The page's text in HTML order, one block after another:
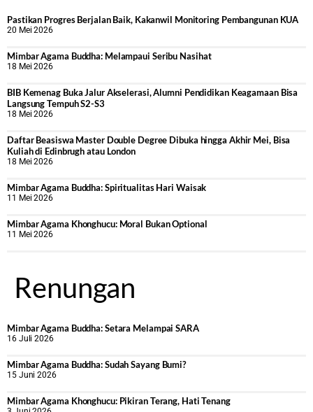
Pastikan Progres Berjalan Baik, Kakanwil Monitoring Pembangunan KUA
20 Mei 2026
Mimbar Agama Buddha: Melampaui Seribu Nasihat
18 Mei 2026
BIB Kemenag Buka Jalur Akselerasi, Alumni Pendidikan Keagamaan Bisa
Langsung Tempuh S2-S3
18 Mei 2026
Daftar Beasiswa Master Double Degree Dibuka hingga Akhir Mei, Bisa
Kuliah di Edinbrugh atau London
18 Mei 2026
Mimbar Agama Buddha: Spiritualitas Hari Waisak
11 Mei 2026
Mimbar Agama Khonghucu: Moral Bukan Optional
11 Mei 2026
Renungan
Mimbar Agama Buddha: Setara Melampai SARA
16 Juli 2026
Mimbar Agama Buddha: Sudah Sayang Bumi?
15 Juni 2026
Mimbar Agama Khonghucu: Pikiran Terang, Hati Tenang